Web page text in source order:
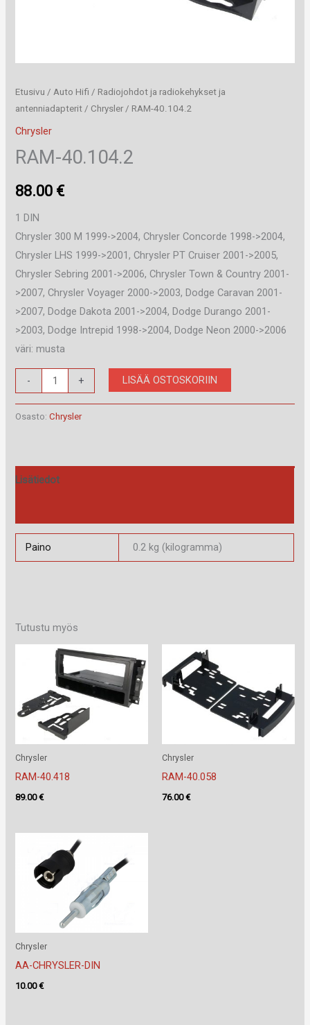
Etusivu / Auto Hifi / Radiojohdot ja radiokehykset ja
antenniadapterit / Chrysler/ RAM-40.104.2
Chrysler
RAM-40.104.2
88.00 €
1 DIN
Chrysler 300 M 1999->2004, Chrysler Concorde 1998->2004,
Chrysler LHS 1999->2001, Chrysler PT Cruiser 2001->2005,
Chrysler Sebring 2001->2006, Chrysler Town & Country 2001-
>2007, Chrysler Voyager 2000->2003, Dodge Caravan 2001-
>2007, Dodge Dakota 2001->2004, Dodge Durango 2001-
>2003, Dodge Intrepid 1998->2004, Dodge Neon 2000->2006
väri: musta
-
40.104.2
määrä
+ LISÄÄ OSTOSKORIIN
Osasto:Chrysler
Lisätiedot
Paino 0.2 kg (kilogramma)
Tutustu myös
Chrysler
RAM-40.418
89.00€
Chrysler
RAM-40.058
76.00€
Chrysler
AA-CHRYSLER-DIN
10.00€